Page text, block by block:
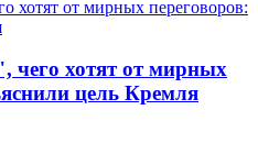
чего хотят от мирных
цель Кремля